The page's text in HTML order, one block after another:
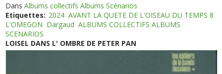
DansAlbums collectifs Albums Scénarios
Etiquettes: 2024 AVANT LA QUETE DE L'OISEAU DU TEMPS 8
L'OMEGON Dargaud ALBUMS COLLECTIFS ALBUMS
SCENARIOS
LOISEL DANS L' OMBRE DE PETER PAN